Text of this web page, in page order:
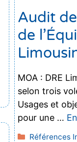
Audit
de
MOA : DRE
selon trois
Usages et
pour une …
Catégories
Références